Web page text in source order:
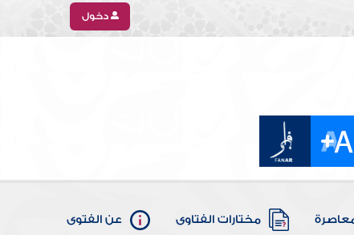
دخول
مختارات الفتاوى عن الفتوى